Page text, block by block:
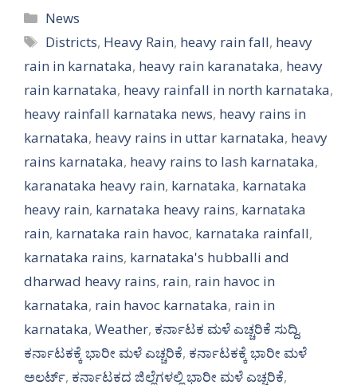
Categories
News
Tags
Districts, Heavy Rain, heavy rain fall, heavy
rain in karnataka, heavy rain karanataka, heavy
rain karnataka, heavy rainfall in north karnataka,
heavy rainfall karnataka news, heavy rains in
karnataka, heavy rains in uttar karnataka, heavy
rains karnataka, heavy rains to lash karnataka,
karanataka heavy rain, karnataka, karnataka
heavy rain, karnataka heavy rains, karnataka
rain, karnataka rain havoc, karnataka rainfall,
karnataka rains, karnataka's hubballi and
dharwad heavy rains, rain, rain havoc in
karnataka, rain havoc karnataka, rain in
karnataka, Weather, ಕರ್ನಾಟಕ ಮಳೆ ಎಚ್ಚರಿಕೆ ಸುದ್ದಿ,
ಕರ್ನಾಟಕಕ್ಕೆ ಭಾರೀ ಮಳೆ ಎಚ್ಚರಿಕೆ, ಕರ್ನಾಟಕಕ್ಕೆ ಭಾರೀ ಮಳೆ
ಅಲರ್ಟ್‌, ಕರ್ನಾಟಕದ ಜಿಲ್ಲೆಗಳಲ್ಲಿ ಭಾರೀ ಮಳೆ ಎಚ್ಚರಿಕೆ,